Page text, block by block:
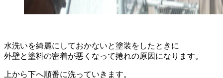
水洗いを綺麗にしておかないと塗装をしたときに
外壁と塗料の密着が悪くなって捲れの原因になります。
上から下へ順番に洗っていきます。